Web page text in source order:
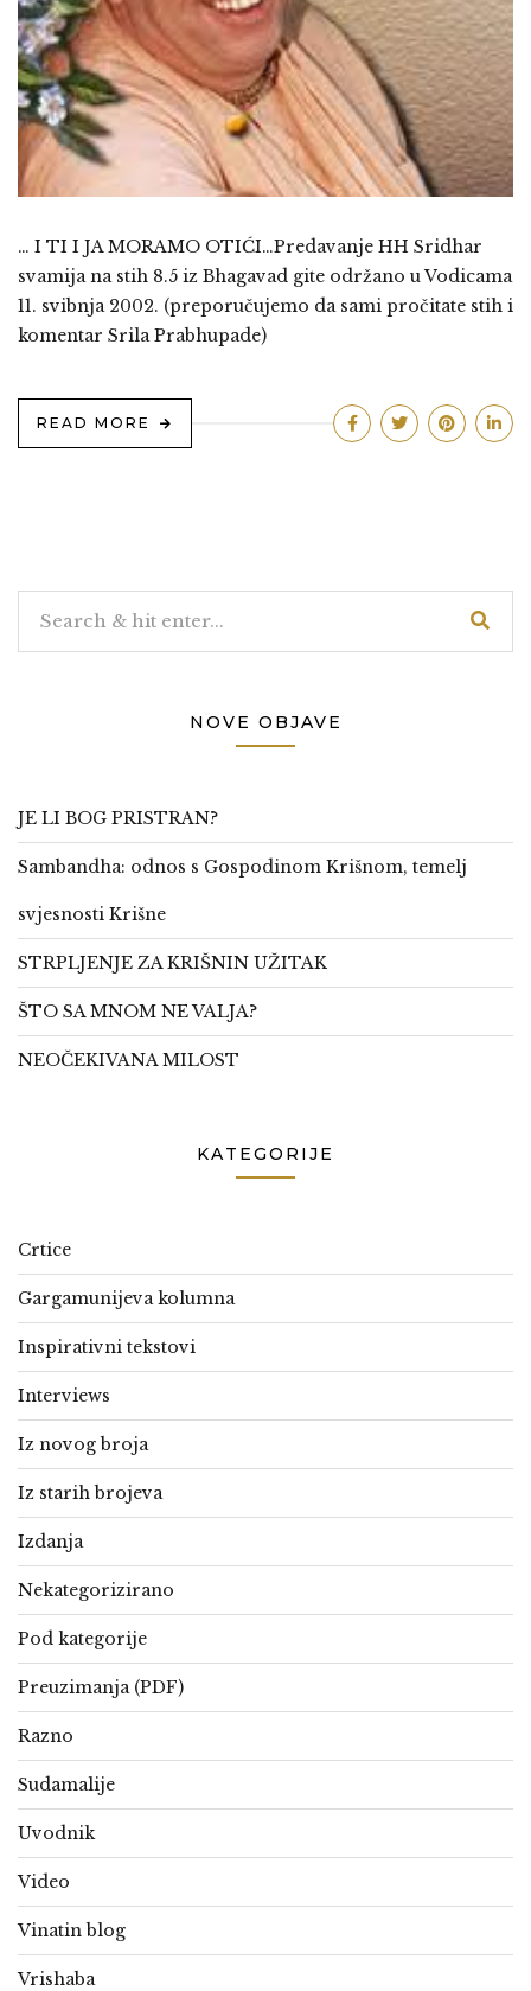
… I TI I JA MORAMO OTIĆI…Predavanje HH Sridhar
svamija na stih 8.5 iz Bhagavad gite održano u Vodicama
11. svibnja 2002. (preporučujemo da sami pročitate stih i
komentar Srila Prabhupade)
READ MORE
NOVE OBJAVE
JE LI BOG PRISTRAN?
Sambandha: odnos s Gospodinom Krišnom, temelj
svjesnosti Krišne
STRPLJENJE ZA KRIŠNIN UŽITAK
ŠTO SA MNOM NE VALJA?
NEOČEKIVANA MILOST
KATEGORIJE
Crtice
Gargamunijeva kolumna
Inspirativni tekstovi
Interviews
Iz novog broja
Iz starih brojeva
Izdanja
Nekategorizirano
Pod kategorije
Preuzimanja (PDF)
Razno
Sudamalije
Uvodnik
Video
Vinatin blog
Vrishaba